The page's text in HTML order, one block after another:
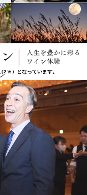
す。有名なシャトー・ラフィッ
年に畑の一部が放棄されたことで、
デストゥルネルは、馬とワインの
た1811年に設立されました。コス
砂利の多い丘）に由来していま
えられています。カベルネ・ソー
％）となっています。